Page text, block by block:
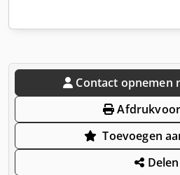
Contact opnemen
Toevoegen
Delen